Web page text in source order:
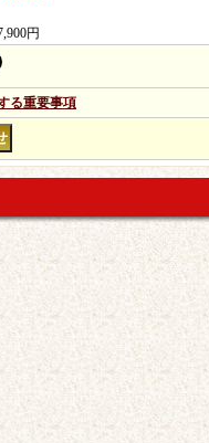
円
る重要事項